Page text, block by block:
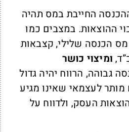
החייבת במס תהיה
ההוצאות. במצבים כמו
הכנסה שלילי, קצבאות
ומיצוי כושר
גבוהה, הרווח יהיה גדול
לעצמאי שאינו מגיע
העסק, ולדווח על